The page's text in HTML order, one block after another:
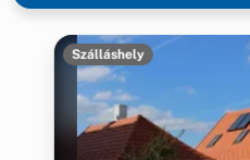
Szálláshely